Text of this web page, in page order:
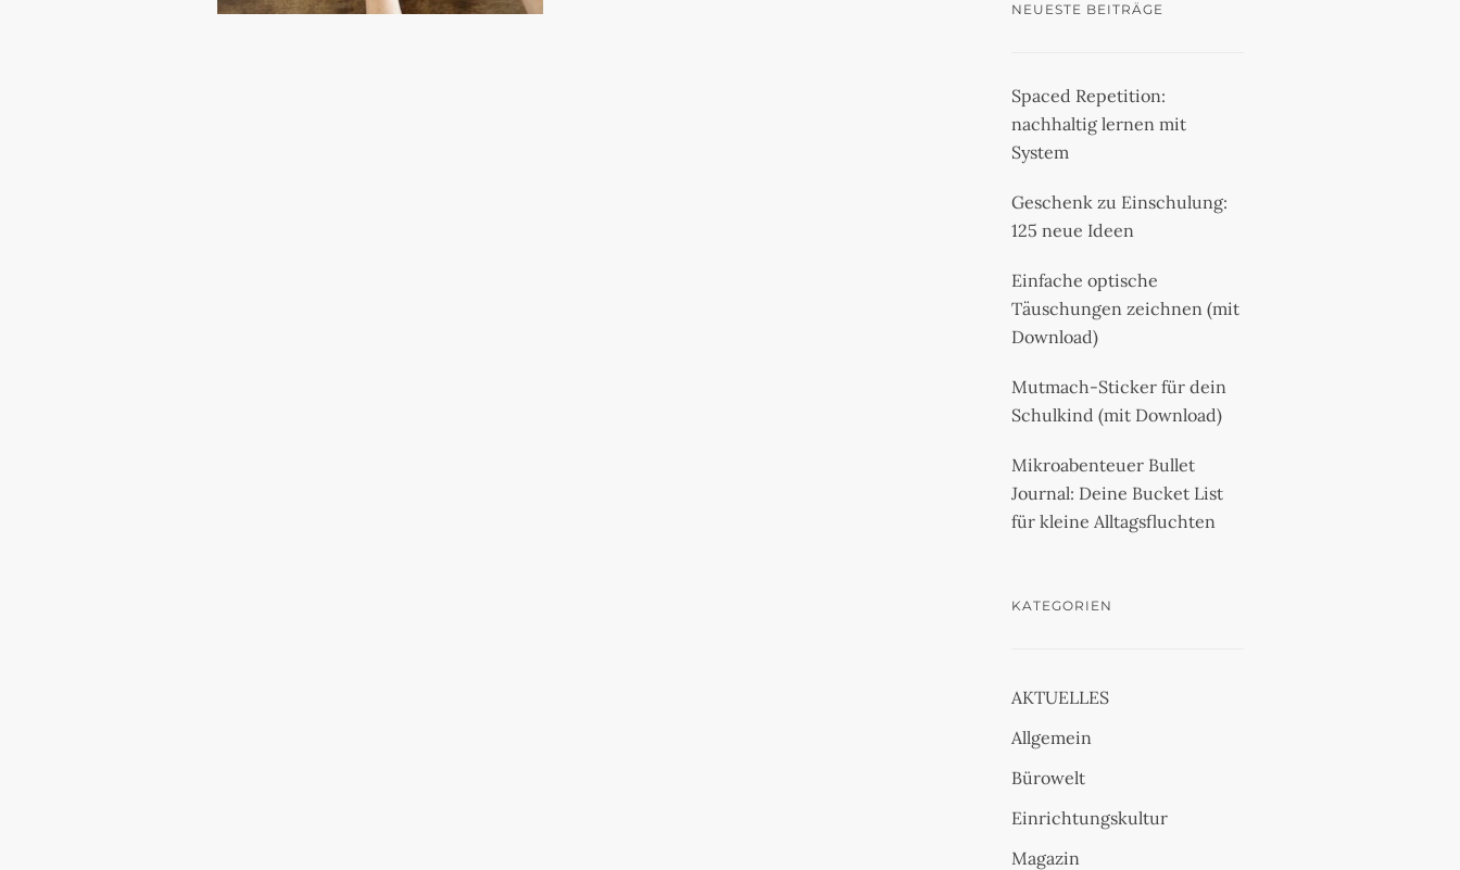
NEUESTE BEITRÄGE
Spaced Repetition:
nachhaltig lernen mit
System
Geschenk zu Einschulung:
125 neue Ideen
Einfache optische
Täuschungen zeichnen (mit
Download)
Mutmach-Sticker für dein
Schulkind (mit Download)
Mikroabenteuer Bullet
Journal: Deine Bucket List
für kleine Alltagsfluchten
KATEGORIEN
AKTUELLES
Allgemein
Bürowelt
Einrichtungskultur
Magazin